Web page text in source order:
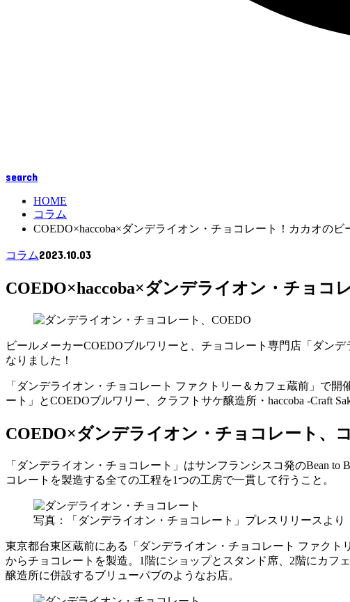
search
HOME
コラム
COEDO×haccoba×ダンデライオン・チョコレート！カカオの
コラム2023.10.03
COEDO×haccoba×ダンデライオン・チョコ
ビールメーカーCOEDOブルワリーと、チョコレート専門店「ダン
なりました！
「ダンデライオン・チョコレート ファクトリー＆カフェ蔵前」で
ート」とCOEDOブルワリー、クラフトサケ醸造所・haccoba -Craft
COEDO×ダンデライオン・チョコレート、
「ダンデライオン・チョコレート」はサンフランシスコ発のBean
コレートを製造する全ての工程を1つの工房で一貫して行うこと。
写真：「ダンデライオン・チョコレート」プレスリリースより
東京都台東区蔵前にある「ダンデライオン・チョコレート ファク
からチョコレートを製造。1階にショップとスタンド席、2階にカ
醸造所に併設するブリューパブのようなお店。